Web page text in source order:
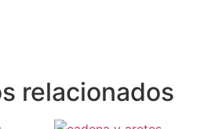
relacionados